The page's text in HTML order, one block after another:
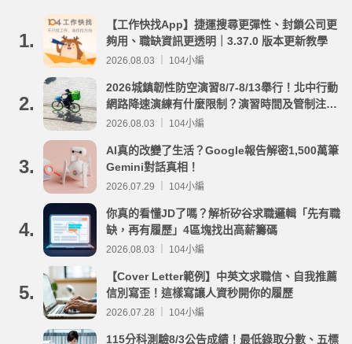
1.
【工作快找App】捷運搜尋更彈性、封鎖公司更
夠用、職缺資訊更透明｜3.37.0 版本更新教學
2026.08.03 ｜ 104小編
2.
2026城鎮韌性防空演習8/7-8/13舉行！北中行動
網路降速演練有什麼限制？演習時間及管制注意
事項整理
2026.08.03 ｜ 104小編
3.
AI真的改變了生活？Google報告解密1,500萬筆
Gemini對話真相！
2026.07.29 ｜ 104小編
4.
你真的看懂JD了嗎？解析矽谷求職邏輯「先有職
缺，再有履歷」4區塊找出高薪籌碼
2026.08.03 ｜ 104小編
5.
【Cover Letter範例】中英文求職信、自我推薦
信別寫歪！這樣寫讓人資秒開你的履歷
2026.07.28 ｜ 104小編
115分科測驗8/3公告成績！最低錄取分數、五標